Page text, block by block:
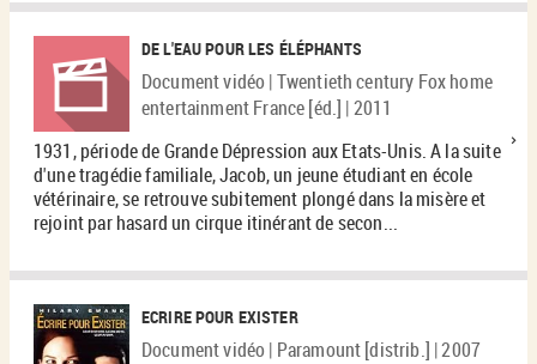
DE L'EAU POUR LES ÉLÉPHANTS
Document vidéo | Twentieth century Fox home
entertainment France [éd.] | 2011
1931, période de Grande Dépression aux Etats-Unis. A la suite
d'une tragédie familiale, Jacob, un jeune étudiant en école
vétérinaire, se retrouve subitement plongé dans la misère et
rejoint par hasard un cirque itinérant de secon...
ECRIRE POUR EXISTER
Document vidéo | Paramount [distrib.] | 2007